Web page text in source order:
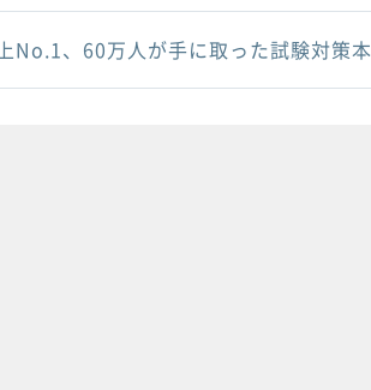
No.1、60万人が手に取った試験対策本